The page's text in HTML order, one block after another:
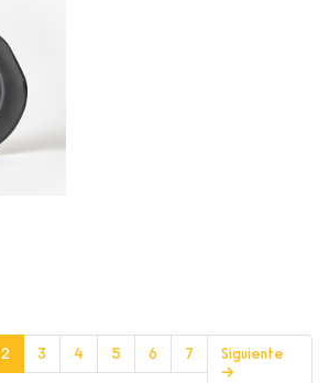
2(current)
3 4 5 6 7
Siguiente
→